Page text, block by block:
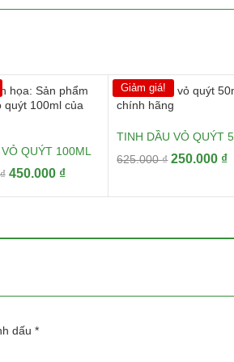
QUÝT 100ML
₫ Giá
450.000 ₫Giá
450.000 ₫.
Giảm giá!
TINH DẦU VỎ QUÝT
625.000₫ Giá
250.000 ₫
dấu *